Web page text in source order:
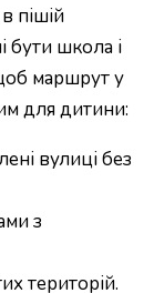
пішій
бути школа і
маршрут у
для дитини:
вулиці без
з
територій.